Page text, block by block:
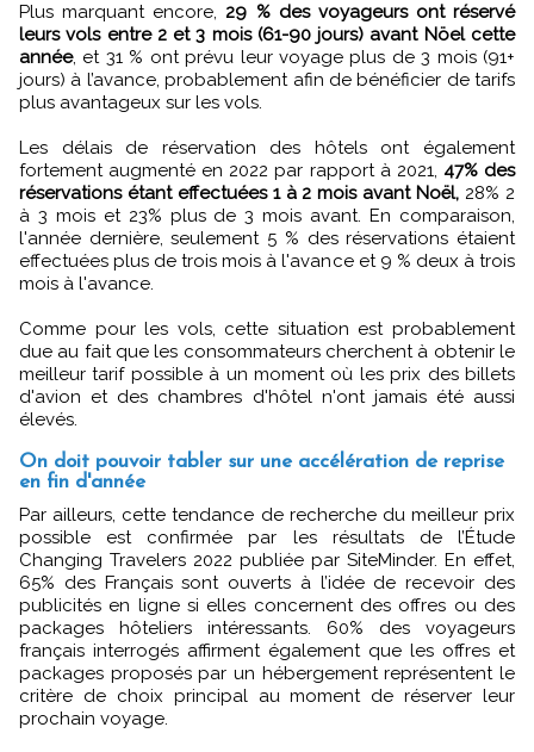
Plus marquant encore, 29 % des voyageurs ont réservé
leurs vols entre 2 et 3 mois (61-90 jours) avant Nöel cette
année, et 31 % ont prévu leur voyage plus de 3 mois (91+
jours) à l’avance, probablement afin de bénéficier de tarifs
plus avantageux sur les vols.
Les délais de réservation des hôtels ont également
fortement augmenté en 2022 par rapport à 2021, 47% des
réservations étant effectuées 1 à 2 mois avant Noël, 28% 2
à 3 mois et 23% plus de 3 mois avant. En comparaison,
l'année dernière, seulement 5 % des réservations étaient
effectuées plus de trois mois à l'avance et 9 % deux à trois
mois à l'avance.
Comme pour les vols, cette situation est probablement
due au fait que les consommateurs cherchent à obtenir le
meilleur tarif possible à un moment où les prix des billets
d'avion et des chambres d'hôtel n'ont jamais été aussi
élevés.
On doit pouvoir tabler sur une accélération de reprise
en fin d'année
Par ailleurs, cette tendance de recherche du meilleur prix
possible est confirmée par les résultats de l’Étude
Changing Travelers 2022 publiée par SiteMinder. En effet,
65% des Français sont ouverts à l’idée de recevoir des
publicités en ligne si elles concernent des offres ou des
packages hôteliers intéressants. 60% des voyageurs
français interrogés affirment également que les offres et
packages proposés par un hébergement représentent le
critère de choix principal au moment de réserver leur
prochain voyage.